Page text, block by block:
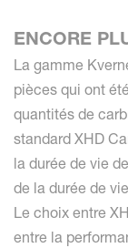
ENCORE
La gamme
pièces qui ont
quantités de
standard XHD
la durée de vie
de la durée de
Le choix entre
entre la